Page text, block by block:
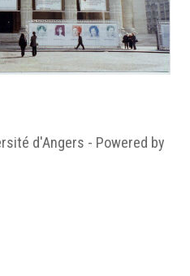
d'Angers - Powered by